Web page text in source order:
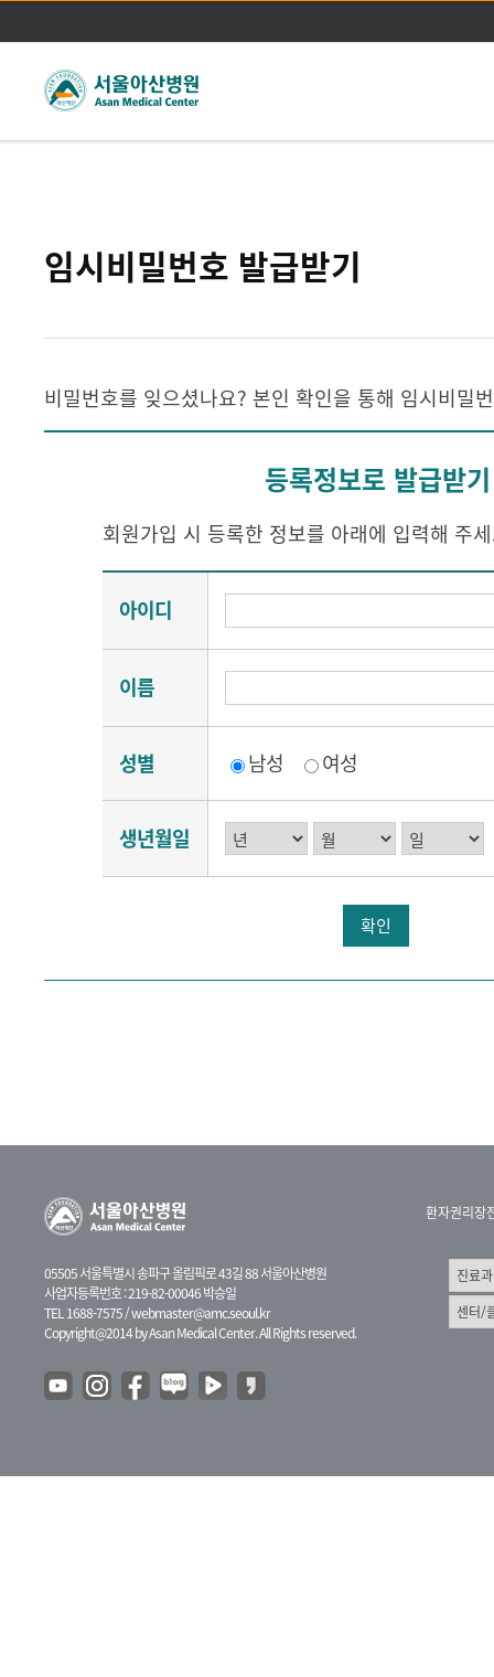
주메뉴바로가기
본문바로가기
임시비밀번호 발급받기
비밀번호를 잊으셨나요? 본인 확인을 통해 임시비밀
등록정보로 발급받기
회원가입 시 등록한 정보를 아래에 입력해 주
아이디
이름
성별 남성 여성
생년월일
확인
05505 서울특별시 송파구 올림픽로 43길 88 서울아산병원
사업자등록번호 : 219-82-00046 박승일
TEL 1688-7575 /webmaster@amc.seoul.kr
Copyright@2014 by Asan Medical Center. All Rights reserved.
환자권리장